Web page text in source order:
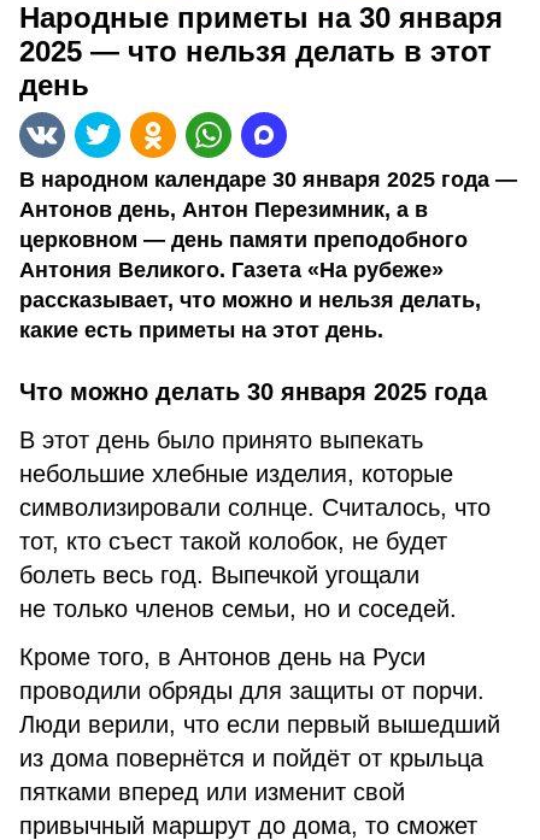
Народные приметы на 30 января
2025 — что нельзя делать в этот
день
В народном календаре 30 января 2025 года —
Антонов день, Антон Перезимник, а в
церковном — день памяти преподобного
Антония Великого. Газета «На рубеже»
рассказывает, что можно и нельзя делать,
какие есть приметы на этот день.
Что можно делать 30 января 2025 года
В этот день было принято выпекать
небольшие хлебные изделия, которые
символизировали солнце. Считалось, что
тот, кто съест такой колобок, не будет
болеть весь год. Выпечкой угощали
не только членов семьи, но и соседей.
Кроме того, в Антонов день на Руси
проводили обряды для защиты от порчи.
Люди верили, что если первый вышедший
из дома повернётся и пойдёт от крыльца
пятками вперед или изменит свой
привычный маршрут до дома, то сможет